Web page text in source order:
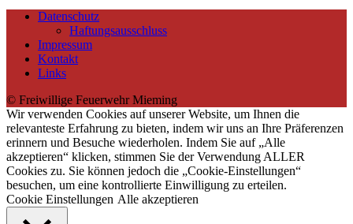
Datenschutz
Haftungsausschluss
Impressum
Kontakt
Links
© Freiwillige Feuerwehr Mieming
Wir verwenden Cookies auf unserer Website, um Ihnen die
relevanteste Erfahrung zu bieten, indem wir uns an Ihre Präferenzen
erinnern und Besuche wiederholen. Indem Sie auf „Alle
akzeptieren“ klicken, stimmen Sie der Verwendung ALLER
Cookies zu. Sie können jedoch die „Cookie-Einstellungen“
besuchen, um eine kontrollierte Einwilligung zu erteilen.
Cookie Einstellungen Alle akzeptieren